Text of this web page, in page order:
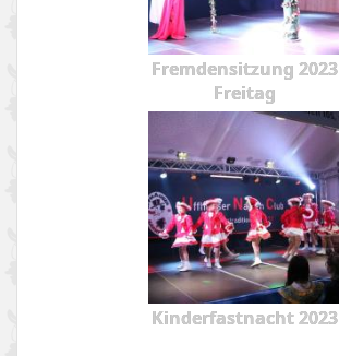
Fremdensitzung 2023
Freitag
Kinderfastnacht 2023